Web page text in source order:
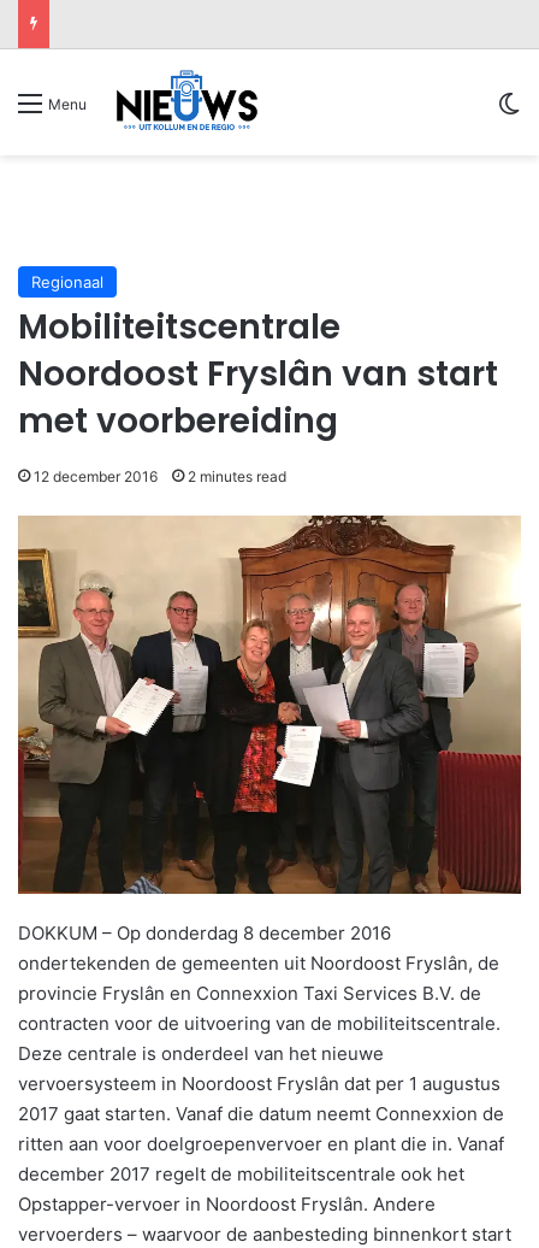
Menu
Regionaal
Mobiliteitscentrale
Noordoost Fryslân van start
met voorbereiding
12 december 2016 2 minutes read
DOKKUM – Op donderdag 8 december 2016
ondertekenden de gemeenten uit Noordoost Fryslân, de
provincie Fryslân en Connexxion Taxi Services B.V. de
contracten voor de uitvoering van de mobiliteitscentrale.
Deze centrale is onderdeel van het nieuwe
vervoersysteem in Noordoost Fryslân dat per 1 augustus
2017 gaat starten. Vanaf die datum neemt Connexxion de
ritten aan voor doelgroepenvervoer en plant die in. Vanaf
december 2017 regelt de mobiliteitscentrale ook het
Opstapper-vervoer in Noordoost Fryslân. Andere
vervoerders – waarvoor de aanbesteding binnenkort start